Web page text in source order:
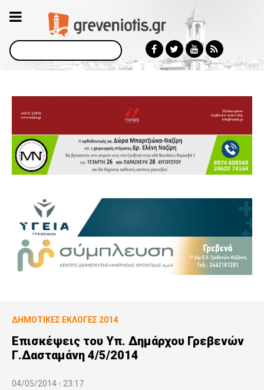
Αναζήτηση
ΔΗΜΟΤΙΚΕΣ ΕΚΛΟΓΕΣ 2014
Επισκέψεις του Υπ. Δημάρχου Γρεβενών
Γ.Δασταμάνη 4/5/2014
04/05/2014 - 23:17